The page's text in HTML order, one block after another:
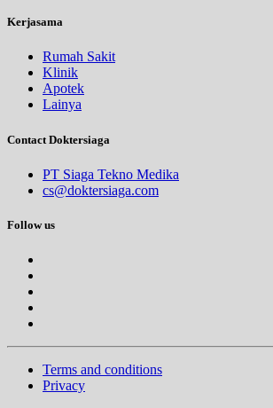
Kerjasama
Rumah Sakit
Klinik
Apotek
Lainya
Contact Doktersiaga
PT Siaga Tekno Medika
cs@doktersiaga.com
Follow us
Terms and conditions
Privacy